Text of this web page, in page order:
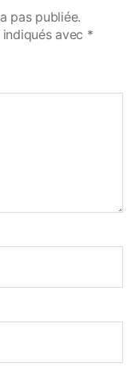
pas publiée.
avec *